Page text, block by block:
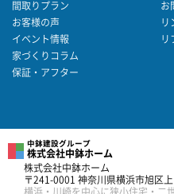
間取りプラン
お客様の声
イベント情報
家づくりコラム
保証・アフター
お
リ
リ
中鉢建設グループ
株式会社中鉢ホーム
株式会社中鉢ホーム
〒241-0001 神奈川県横浜市旭区
横浜・川崎を中心に狭小住宅・二